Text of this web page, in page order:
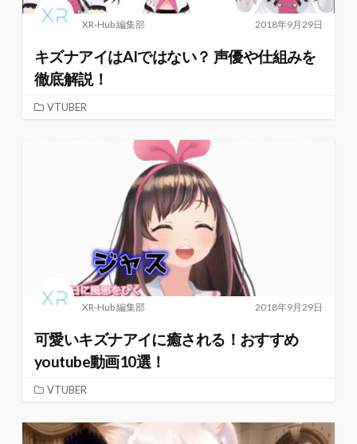
2018年9月29日
XR-Hub 編集部
キズナアイはAIではない？ 声優や仕組みを
徹底解説！
VTUBER
2018年9月29日
XR-Hub 編集部
可愛いキズナアイに癒される！おすすめ
youtube動画10選！
VTUBER